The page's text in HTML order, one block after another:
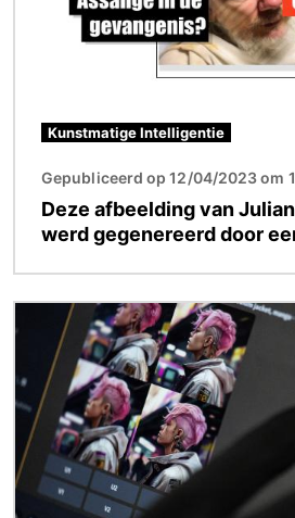
Kunstmatige Intelligentie
Gepubliceerd op 12/04/2023 om
Deze afbeelding van
werd gegenereerd door
Afbeelding